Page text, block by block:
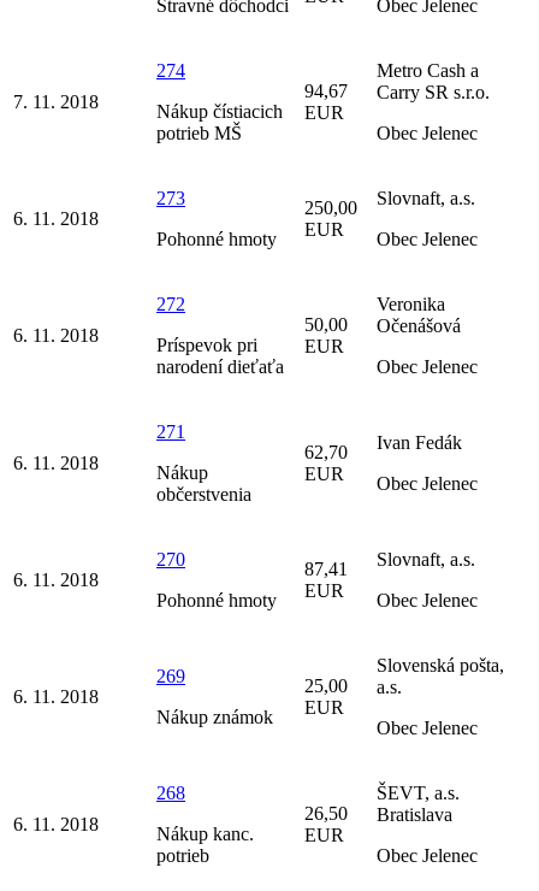
Stravné dôchodci Obec Jelenec
7. 11. 2018
274
Nákup čístiacich
potrieb MŠ
94,67
EUR
Metro Cash a
Carry SR s.r.o.
Obec Jelenec
6. 11. 2018
273
Pohonné hmoty
250,00
EUR
Slovnaft, a.s.
Obec Jelenec
6. 11. 2018
272
Príspevok pri
narodení dieťaťa
50,00
EUR
Veronika
Očenášová
Obec Jelenec
6. 11. 2018
271
Nákup
občerstvenia
62,70
EUR
Ivan Fedák
Obec Jelenec
6. 11. 2018
270
Pohonné hmoty
87,41
EUR
Slovnaft, a.s.
Obec Jelenec
6. 11. 2018
269
Nákup známok
25,00
EUR
Slovenská pošta,
a.s.
Obec Jelenec
6. 11. 2018
268
Nákup kanc.
potrieb
26,50
EUR
ŠEVT, a.s.
Bratislava
Obec Jelenec